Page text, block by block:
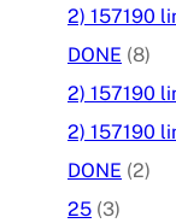
2) 157190
DONE (8)
2) 157190
2) 157190
DONE (2)
25 (3)